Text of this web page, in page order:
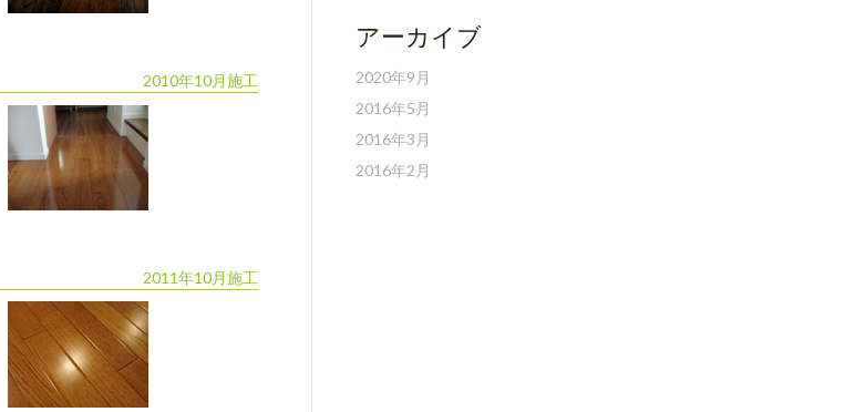
2010年10月施工
2011年10月施工
アーカイブ
2020年9月
2016年5月
2016年3月
2016年2月